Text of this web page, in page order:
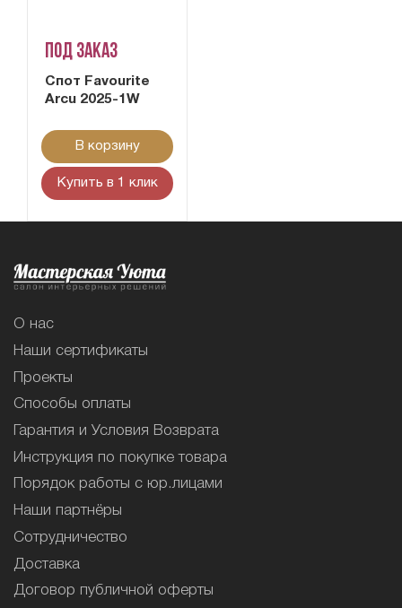
Под заказ
Спот Favourite
Arcu 2025-1W
В корзину
Купить в 1 клик
О нас
Наши сертификаты
Проекты
Способы оплаты
Гарантия и Условия Возврата
Инструкция по покупке товара
Порядок работы с юр.лицами
Наши партнёры
Сотрудничество
Доставка
Договор публичной оферты